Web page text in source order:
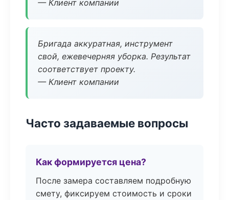
— Клиент компании
Бригада аккуратная, инструмент
свой, ежевечерняя уборка. Результат
соответствует проекту.
— Клиент компании
Часто задаваемые вопросы
Как формируется цена?
После замера составляем подробную
смету, фиксируем стоимость и сроки